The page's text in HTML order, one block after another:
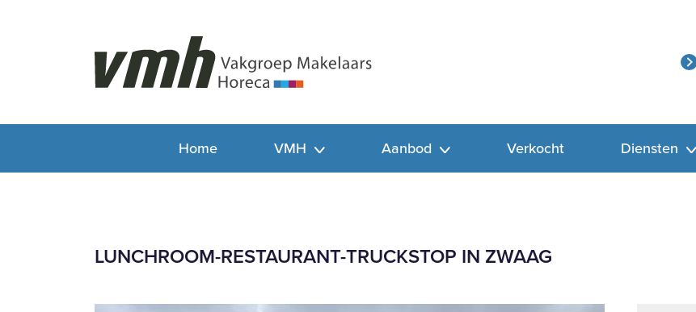
Home VMH Aanbod Verkocht Diensten
LUNCHROOM-RESTAURANT-TRUCKSTOP IN ZWAAG